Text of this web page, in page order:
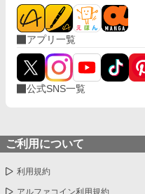
アプリ一覧
公式SNS一覧
ご利用について
利用規約
アルファコイン利用規約